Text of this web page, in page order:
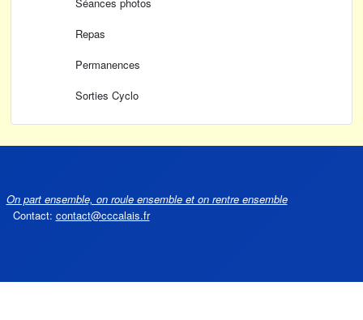
Repas
Permanences
Sorties Cyclo
On part ensemble, on roule ensemble et on rentre ensemble
Contact: contact@cccalais.fr